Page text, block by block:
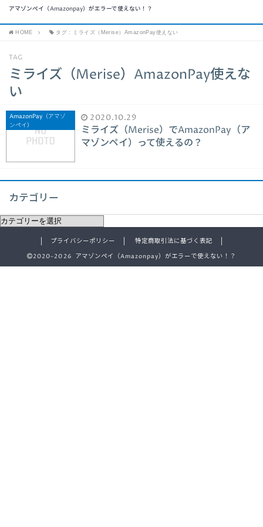
アマゾンペイ（Amazonpay）がエラーで使えない！？
HOME タグ : ミライズ（Merise）AmazonPay使えない
TAG
ミライズ（Merise）AmazonPay使えな
い
AmazonPay（アマゾ
ンペイ）
2020.10.29
ミライズ（Merise）でAmazonPay（ア
マゾンペイ）って使えるの？
カテゴリー
プライバシーポリシー
特定商取引法に基づく表記
2020–2026 アマゾンペイ（Amazonpay）がエラーで使えない！？